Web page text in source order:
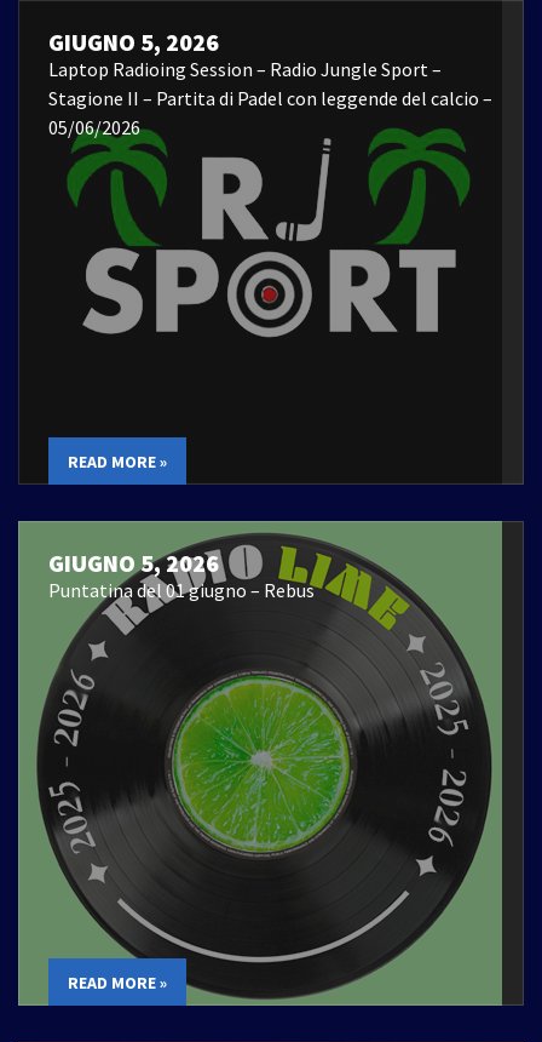
GIUGNO 5, 2026
Laptop Radioing Session – Radio Jungle Sport –
Stagione II – Partita di Padel con leggende del calcio –
05/06/2026
READ MORE »
GIUGNO 5, 2026
Puntatina del 01 giugno – Rebus
READ MORE »